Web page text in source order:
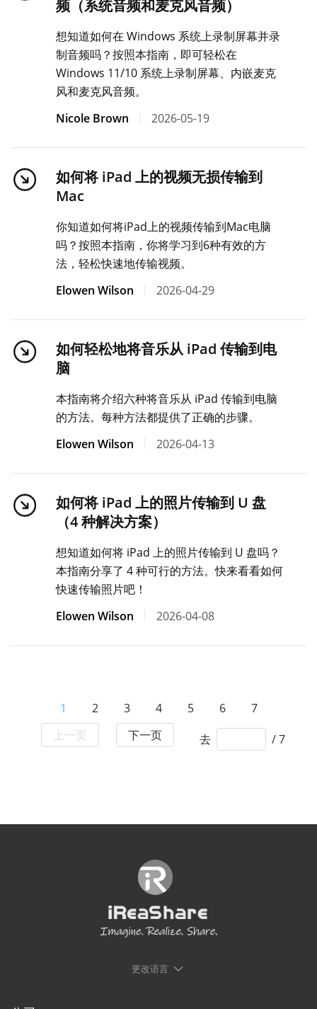
频（系统音频和麦克风音频）
想知道如何在 Windows 系统上录制屏幕并录
制音频吗？按照本指南，即可轻松在
Windows 11/10 系统上录制屏幕、内嵌麦克
风和麦克风音频。
Nicole Brown
2026-05-19
如何将 iPad 上的视频无损传输到
Mac
你知道如何将iPad上的视频传输到Mac电脑
吗？按照本指南，你将学习到6种有效的方
法，轻松快速地传输视频。
Elowen Wilson
2026-04-29
如何轻松地将音乐从 iPad 传输到电
脑
本指南将介绍六种将音乐从 iPad 传输到电脑
的方法。每种方法都提供了正确的步骤。
Elowen Wilson
2026-04-13
如何将 iPad 上的照片传输到 U 盘
（4 种解决方案）
想知道如何将 iPad 上的照片传输到 U 盘吗？
本指南分享了 4 种可行的方法。快来看看如何
快速传输照片吧！
Elowen Wilson
2026-04-08
上一页
1 2 3 4 5 6
7
下一页
去 / 7
更改语言